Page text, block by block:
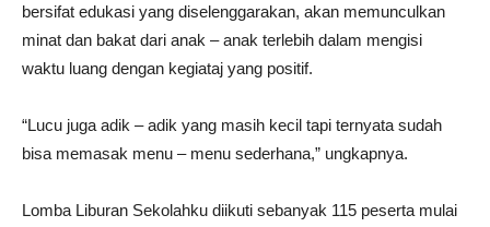
bersifat edukasi yang diselenggarakan, akan memunculkan
minat dan bakat dari anak – anak terlebih dalam mengisi
waktu luang dengan kegiataj yang positif.
“Lucu juga adik – adik yang masih kecil tapi ternyata sudah
bisa memasak menu – menu sederhana,” ungkapnya.
Lomba Liburan Sekolahku diikuti sebanyak 115 peserta mulai